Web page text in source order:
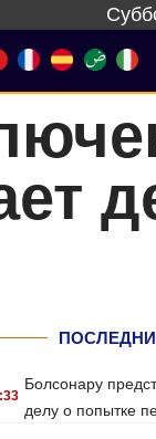
Болсонару
делу о попытке